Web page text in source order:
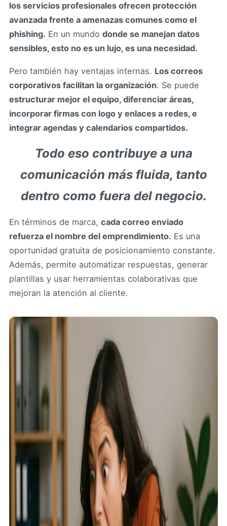
los servicios profesionales ofrecen protección
avanzada frente a amenazas comunes como el
phishing. En un mundo donde se manejan datos
sensibles, esto no es un lujo, es una necesidad.
Pero también hay ventajas internas. Los correos
corporativos facilitan la organización. Se puede
estructurar mejor el equipo, diferenciar áreas,
incorporar firmas con logo y enlaces a redes, e
integrar agendas y calendarios compartidos.
Todo eso contribuye a una
comunicación más fluida, tanto
dentro como fuera del negocio.
En términos de marca, cada correo enviado
refuerza el nombre del emprendimiento. Es una
oportunidad gratuita de posicionamiento constante.
Además, permite automatizar respuestas, generar
plantillas y usar herramientas colaborativas que
mejoran la atención al cliente.